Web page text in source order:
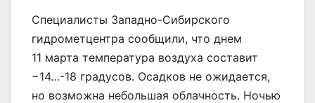
Специалисты Западно-Сибирского
гидрометцентра сообщили, что днем
11 марта температура воздуха составит
−14…-18 градусов. Осадков не ожидается,
но возможна небольшая облачность. Ночью